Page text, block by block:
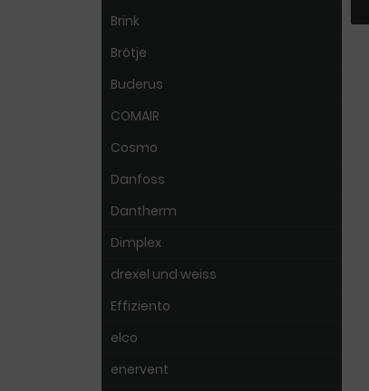
Brink
Brötje
Buderus
COMAIR
Cosmo
Danfoss
Dantherm
Dimplex
drexel und weiss
Effiziento
elco
enervent